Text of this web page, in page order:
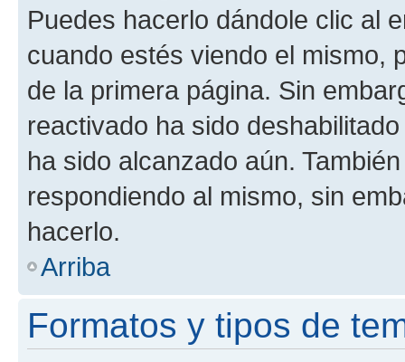
Puedes hacerlo dándole clic al
cuando estés viendo el mismo,
de la primera página. Sin
reactivado ha sido
ha sido alcanzado aún.
respondiendo al mismo, sin
hacerlo.
Arriba
Formatos y tipos de